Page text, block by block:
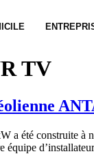
TV
été construite à
équipe